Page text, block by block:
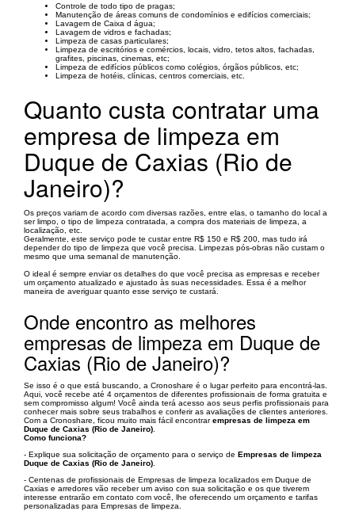
Controle de todo tipo de pragas;
Manutenção de áreas comuns de condomínios e edifícios comerciais;
Lavagem de Caixa d água;
Lavagem de vidros e fachadas;
Limpeza de casas particulares;
Limpeza de escritórios e comércios, locais, vidro, tetos altos, fachadas,
grafites, piscinas, cinemas, etc;
Limpeza de edifícios públicos como colégios, órgãos públicos, etc;
Limpeza de hotéis, clínicas, centros comerciais, etc.
Quanto custa contratar uma
empresa de limpeza em
Duque de Caxias (Rio de
Janeiro)?
Os preços variam de acordo com diversas razões, entre elas, o tamanho do local a
ser limpo, o tipo de limpeza contratada, a compra dos materiais de limpeza, a
localização, etc.
Geralmente, este serviço pode te custar entre R$ 150 e R$ 200, mas tudo irá
depender do tipo de limpeza que você precisa. Limpezas pós-obras não custam o
mesmo que uma semanal de manutenção.
O ideal é sempre enviar os detalhes do que você precisa as empresas e receber
um orçamento atualizado e ajustado às suas necessidades. Essa é a melhor
maneira de averiguar quanto esse serviço te custará.
Onde encontro as melhores
empresas de limpeza em Duque de
Caxias (Rio de Janeiro)?
Se isso é o que está buscando, a Cronoshare é o lugar perfeito para encontrá-las.
Aqui, você recebe até 4 orçamentos de diferentes profissionais de forma gratuita e
sem compromisso algum! Você ainda terá acesso aos seus perfis profissionais para
conhecer mais sobre seus trabalhos e conferir as avaliações de clientes anteriores.
Com a Cronoshare, ficou muito mais fácil encontrarempresas de limpeza em
Duque de Caxias (Rio de Janeiro)
Como funciona?
- Explique sua solicitação de orçamento para o serviço de Empresas de limpeza
Duque de Caxias (Rio de Janeiro)
- Centenas de profissionais de Empresas de limpeza localizados em Duque de
Caxias e arredores vão receber um aviso con sua solicitação e os que tiverem
interesse entrarão em contato com você, lhe oferecendo um orçamento e tarifas
personalizadas para Empresas de limpeza.